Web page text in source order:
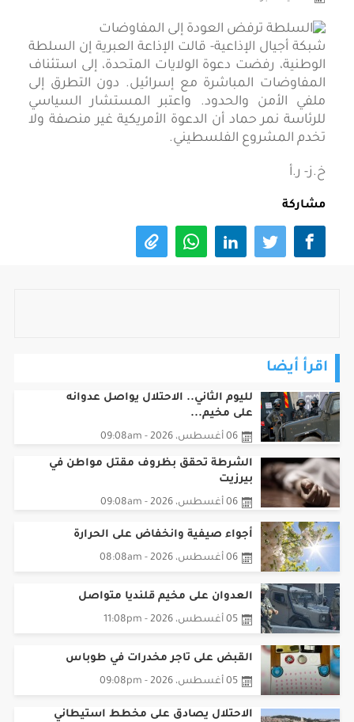
شبكة أجيال الإذاعية- قالت الإذاعة العبرية إن السلطة
الوطنية، رفضت دعوة الولايات المتحدة، إلى استئناف
المفاوضات المباشرة مع إسرائيل. دون التطرق إلى
ملفي الأمن والحدود. واعتبر المستشار السياسي
للرئاسة نمر حماد أن الدعوة الأمريكية غير منصفة ولا
تخدم المشروع الفلسطيني.
خ.ز- ر.أ
مشاركة
اقرأ أيضا
لليوم الثاني.. الاحتلال يواصل عدوانه
على مخيم...
06 أغسطس، 2026 - 09:08am
الشرطة تحقق بظروف مقتل مواطن في
بيرزيت
أجواء صيفية وانخفاض على الحرارة
العدوان على مخيم قلنديا متواصل
القبض على تاجر مخدرات في طوباس